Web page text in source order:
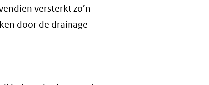
versterkt zo’n
door de drainage-